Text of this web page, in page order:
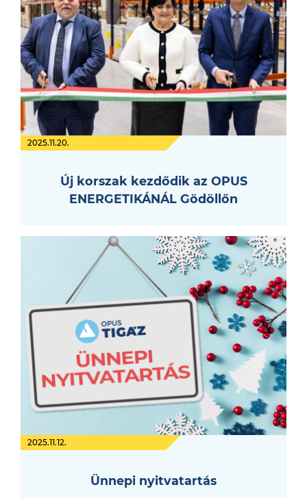
2025.11.20.
Új korszak kezdődik az OPUS
ENERGETIKÁNÁL Gödöllőn
2025.11.12.
Ünnepi nyitvatartás